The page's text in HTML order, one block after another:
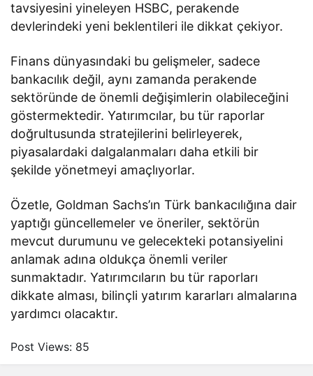
tavsiyesini yineleyen HSBC, perakende
devlerindeki yeni beklentileri ile dikkat çekiyor.
Finans dünyasındaki bu gelişmeler, sadece
bankacılık değil, aynı zamanda perakende
sektöründe de önemli değişimlerin olabileceğini
göstermektedir. Yatırımcılar, bu tür raporlar
doğrultusunda stratejilerini belirleyerek,
piyasalardaki dalgalanmaları daha etkili bir
şekilde yönetmeyi amaçlıyorlar.
Özetle, Goldman Sachs’ın Türk bankacılığına dair
yaptığı güncellemeler ve öneriler, sektörün
mevcut durumunu ve gelecekteki potansiyelini
anlamak adına oldukça önemli veriler
sunmaktadır. Yatırımcıların bu tür raporları
dikkate alması, bilinçli yatırım kararları almalarına
yardımcı olacaktır.
Post Views: 85